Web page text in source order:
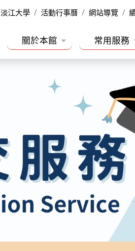
淡江大學 活動行事曆 網站導覽
關於本館 常用服務